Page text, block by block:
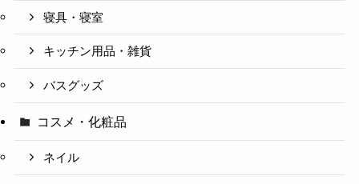
寝具・寝室
キッチン用品・雑貨
バスグッズ
コスメ・化粧品
ネイル